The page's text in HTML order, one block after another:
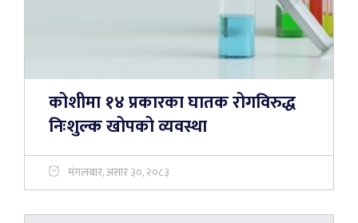
कोशीमा १४ प्रकारका घातक रोगविरुद्ध
निःशुल्क खोपको व्यवस्था
मंगलबार, असार ३०, २०८३